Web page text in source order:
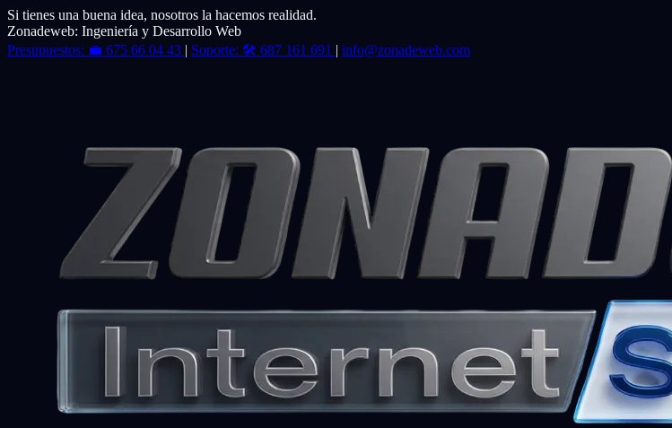
Si tienes una buena idea, nosotros la hacemos realidad.
Zonadeweb: Ingeniería y Desarrollo Web
Presupuestos: 💼 675 66 04 43 | Soporte: 🛠️ 687 161 691 | info@zonadeweb.com